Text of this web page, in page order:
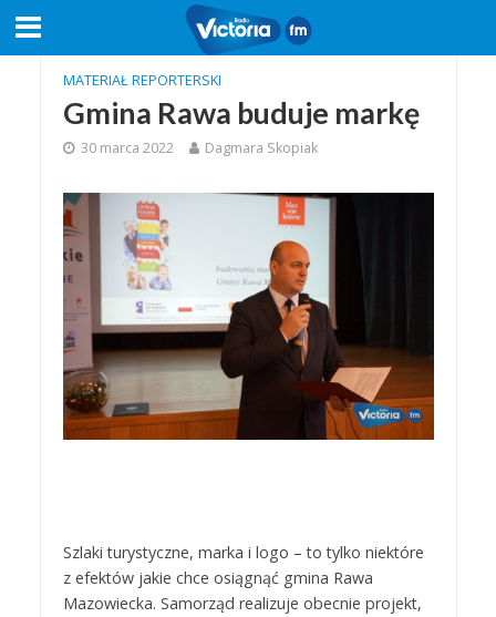
MATERIAŁ REPORTERSKI
Gmina Rawa buduje markę
30 marca 2022 Dagmara Skopiak
Szlaki turystyczne, marka i logo – to tylko niektóre
z efektów jakie chce osiągnąć gmina Rawa
Mazowiecka. Samorząd realizuje obecnie projekt,